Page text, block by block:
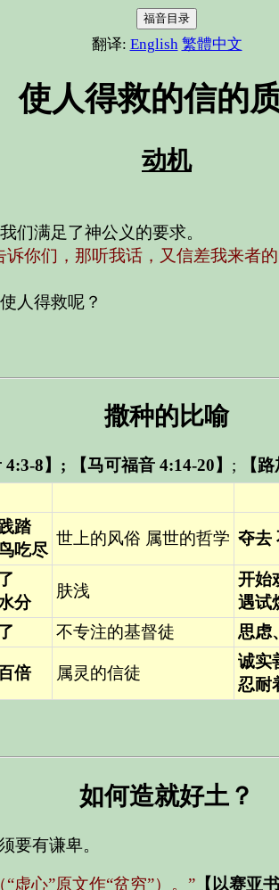
福音目录
翻译: English 繁體中文
使人得救的信的
动机
们满足了神公义的要求。
诉你们，那听我话，又信差我来者
人得救呢？
撒种的比喻
8】 ; 【马可福音 4:14-20】 ; 【
踏
吃尽
世上的风俗 属世的哲学 夺去
分
肤浅
开始
遇试
不专注的基督徒 思虑
倍 属灵的信徒
诚实
忍耐
如何造就好土？
要有谦卑。
虚心”原文作“贫穷”）。” 【以赛亚